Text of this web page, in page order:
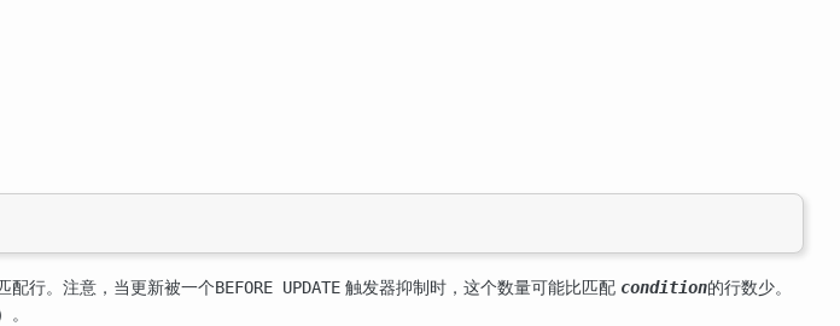
配行。注意，当更新被一个BEFORE UPDATE 触发器抑制时，这个数量可能比匹配 condition的行数少。